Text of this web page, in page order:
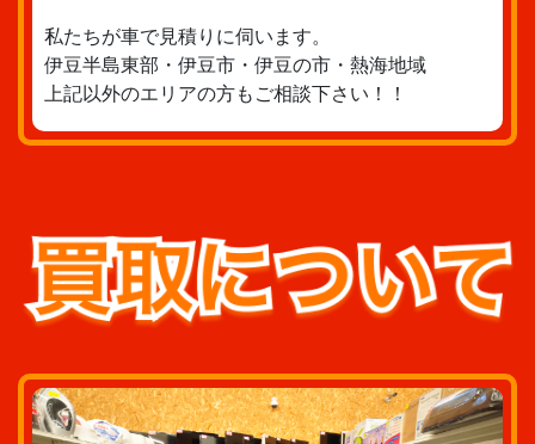
私たちが車で見積りに伺います。
伊豆半島東部・伊豆市・伊豆の市・熱海地域
上記以外のエリアの方もご相談下さい！！